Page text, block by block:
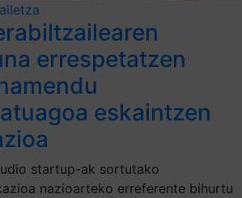
errespetatzen
eskaintzen
startup-ak sortutako
nazioarteko erreferente bihurtu